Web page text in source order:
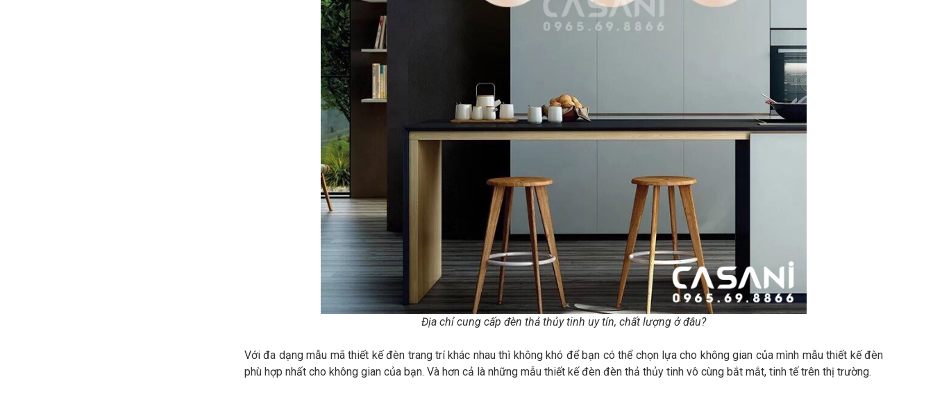
Địa chỉ cung cấp đèn thả thủy tinh uy tín, chất lượng ở đâu?
Với đa dạng mẫu mã thiết kế đèn trang trí khác nhau thì không khó để bạn có thể chọn lựa cho không gian của mình mẫu thiết kế đèn
phù hợp nhất cho không gian của bạn. Và hơn cả là những mẫu thiết kế đèn đèn thả thủy tinh vô cùng bắt mắt, tinh tế trên thị trường.